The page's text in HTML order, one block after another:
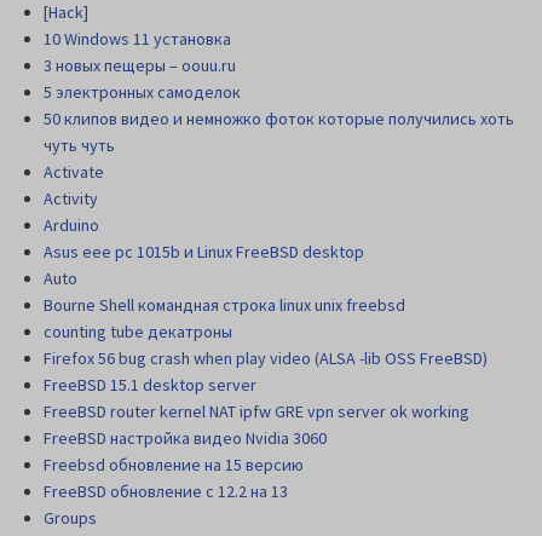
[Hack]
10 Windows 11 установка
3 новых пещеры – oouu.ru
5 электронных самоделок
50 клипов видео и немножко фоток которые получились хоть
чуть чуть
Activate
Activity
Arduino
Asus eee pc 1015b и Linux FreeBSD desktop
Auto
Bourne Shell командная строка linux unix freebsd
counting tube декатроны
Firefox 56 bug crash when play video (ALSA -lib OSS FreeBSD)
FreeBSD 15.1 desktop server
FreeBSD router kernel NAT ipfw GRE vpn server ok working
FreeBSD настройка видео Nvidia 3060
Freebsd обновление на 15 версию
FreeBSD обновление с 12.2 на 13
Groups